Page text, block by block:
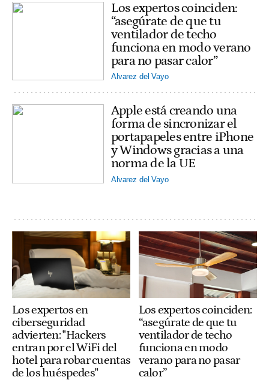
Los expertos coinciden:
“asegúrate de que tu
ventilador de techo
funciona en modo verano
para no pasar calor”
Alvarez del Vayo
Apple está creando una
forma de sincronizar el
portapapeles entre iPhone
y Windows gracias a una
norma de la UE
Alvarez del Vayo
Los expertos en
ciberseguridad
advierten: "Hackers
entran por el WiFi del
hotel para robar cuentas
de los huéspedes"
Los expertos coinciden:
“asegúrate de que tu
ventilador de techo
funciona en modo
verano para no pasar
calor”